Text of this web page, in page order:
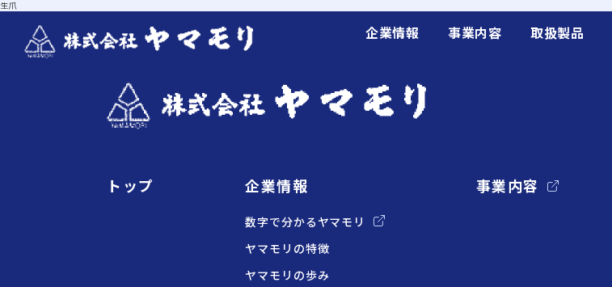
企業情報 事業内容 取扱製品
生爪
トップ 企業情報
数字で分かるヤマモリ
ヤマモリの特徴
ヤマモリの歩み
事業内容